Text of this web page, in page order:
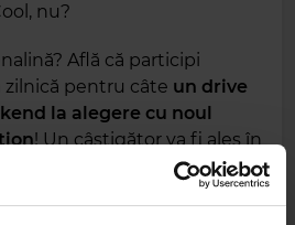
nu?
Află că participi
pentru câte un drive
la alegere cu noul
! Un câștigător va fi ales în
pumnii!